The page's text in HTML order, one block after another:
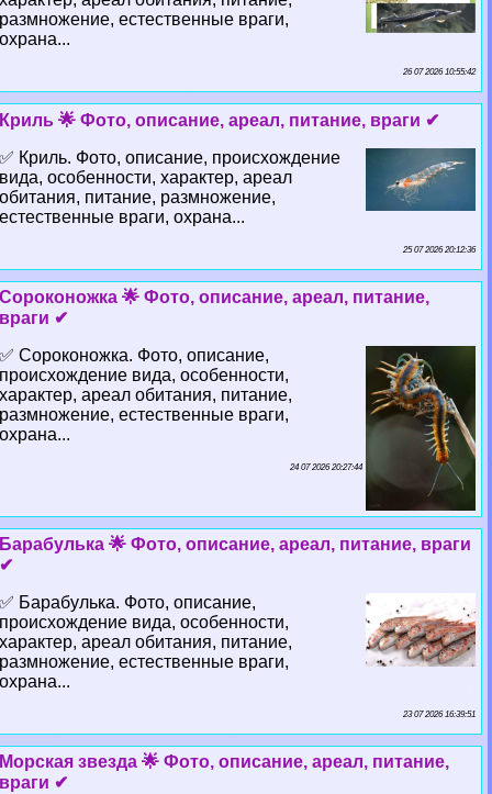
размножение, естественные враги,
охрана...
26 07 2026 10:55:42
Криль 🌟 Фото, описание, ареал, питание, враги ✔
✅ Криль. Фото, описание, происхождение
вида, особенности, хаpaктер, ареал
обитания, питание, размножение,
естественные враги, охрана...
25 07 2026 20:12:36
Сороконожка 🌟 Фото, описание, ареал, питание,
враги ✔
✅ Сороконожка. Фото, описание,
происхождение вида, особенности,
хаpaктер, ареал обитания, питание,
размножение, естественные враги,
охрана...
24 07 2026 20:27:44
Баpaбулька 🌟 Фото, описание, ареал, питание, враги
✔
✅ Баpaбулька. Фото, описание,
происхождение вида, особенности,
хаpaктер, ареал обитания, питание,
размножение, естественные враги,
охрана...
23 07 2026 16:39:51
Морская звезда 🌟 Фото, описание, ареал, питание,
враги ✔